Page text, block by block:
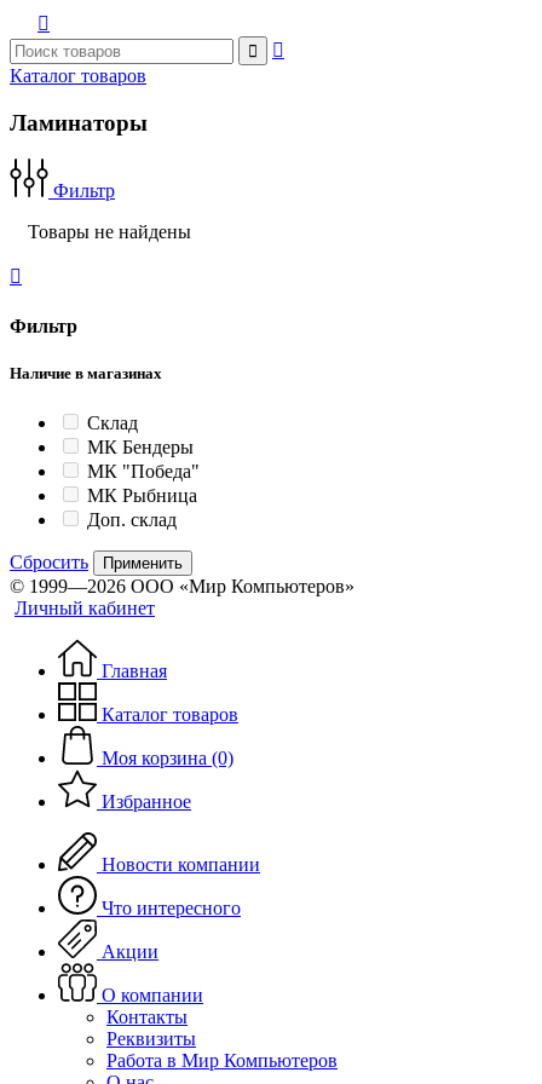



Каталог товаров
Ламинаторы
Фильтр
Товары не найдены

Фильтр
Наличие в магазинах
Склад
МК Бендеры
МК "Победа"
МК Рыбница
Доп. склад
Сбросить Применить
© 1999—2026 ООО «Мир Компьютеров»
Личный кабинет
Главная
Каталог товаров
Моя корзина (0)
Избранное
Новости компании
Что интересного
Акции
О компании
Контакты
Реквизиты
Работа в Мир Компьютеров